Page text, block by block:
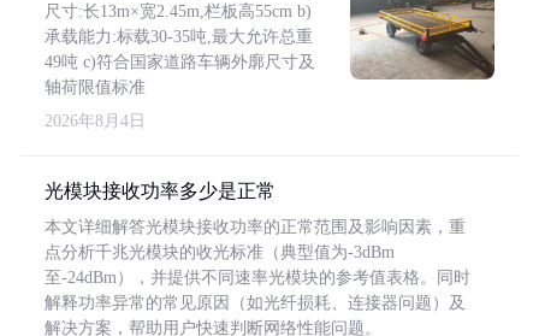
尺寸:长13m×宽2.45m,栏板高55cm b)
承载能力:标载30-35吨,最大允许总重
49吨 c)符合国家道路车辆外廓尺寸及
轴荷限值标准
2026年8月4日
光模块接收功率多少是正常
本文详细解答光模块接收功率的正常范围及影响因素，重
点分析千兆光模块的收光标准（典型值为-3dBm
至-24dBm），并提供不同速率光模块的参考值表格。同时
解释功率异常的常见原因（如光纤损耗、连接器问题）及
解决方案，帮助用户快速判断网络性能问题。